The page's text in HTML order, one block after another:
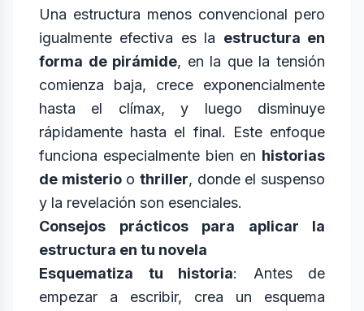
Una estructura menos convencional pero
igualmente efectiva es la estructura en
forma de pirámide, en la que la tensión
comienza baja, crece exponencialmente
hasta el clímax, y luego disminuye
rápidamente hasta el final. Este enfoque
funciona especialmente bien en historias
de misterioothriller, donde el suspenso
y la revelación son esenciales.
Consejos prácticos para aplicar la
estructura en tu novela
Esquematiza tu historia: Antes de
empezar a escribir, crea un esquema